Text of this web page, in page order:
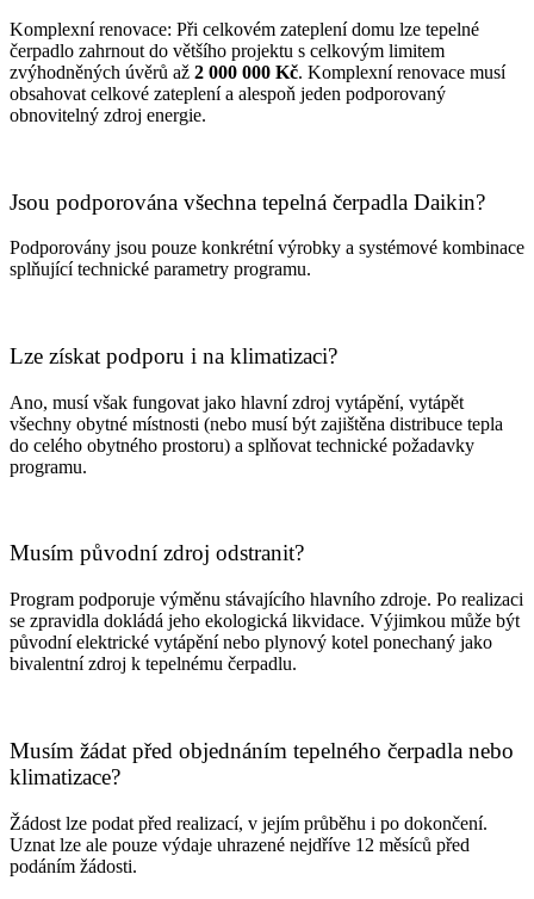
Komplexní renovace: Při celkovém zateplení domu lze tepelné
čerpadlo zahrnout do většího projektu s celkovým limitem
zvýhodněných úvěrů až 2 000 000 Kč. Komplexní renovace musí
obsahovat celkové zateplení a alespoň jeden podporovaný
obnovitelný zdroj energie.
Jsou podporována všechna tepelná čerpadla Daikin?
Podporovány jsou pouze konkrétní výrobky a systémové kombinace
splňující technické parametry programu.
Lze získat podporu i na klimatizaci?
Ano, musí však fungovat jako hlavní zdroj vytápění, vytápět
všechny obytné místnosti (nebo musí být zajištěna distribuce tepla
do celého obytného prostoru) a splňovat technické požadavky
programu.
Musím původní zdroj odstranit?
Program podporuje výměnu stávajícího hlavního zdroje. Po realizaci
se zpravidla dokládá jeho ekologická likvidace. Výjimkou může být
původní elektrické vytápění nebo plynový kotel ponechaný jako
bivalentní zdroj k tepelnému čerpadlu.
Musím žádat před objednáním tepelného čerpadla nebo
klimatizace?
Žádost lze podat před realizací, v jejím průběhu i po dokončení.
Uznat lze ale pouze výdaje uhrazené nejdříve 12 měsíců před
podáním žádosti.